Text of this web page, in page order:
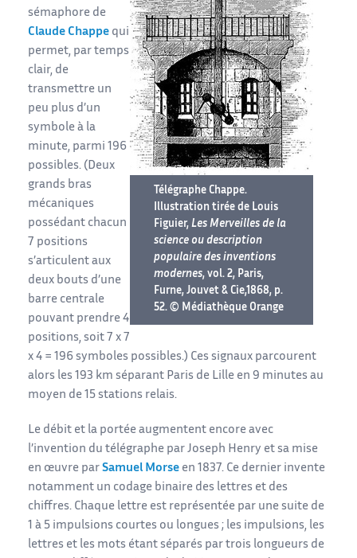
Télégraphe Chappe.
Illustration tirée de Louis
Figuier, Les Merveilles de la
science ou description
populaire des inventions
modernes, vol. 2, Paris,
Furne, Jouvet & Cie,1868, p.
52. © Médiathèque Orange
sémaphore de
Claude Chappe qui
permet, par temps
clair, de
transmettre un
peu plus d’un
symbole à la
minute, parmi 196
possibles. (Deux
grands bras
mécaniques
possédant chacun
7 positions
s’articulent aux
deux bouts d’une
barre centrale
pouvant prendre 4
positions, soit 7 x 7
x 4 = 196 symboles possibles.) Ces signaux parcourent
alors les 193 km séparant Paris de Lille en 9 minutes au
moyen de 15 stations relais.
Le débit et la portée augmentent encore avec
l’invention du télégraphe par Joseph Henry et sa mise
en œuvre par Samuel Morse en 1837. Ce dernier invente
notamment un codage binaire des lettres et des
chiffres. Chaque lettre est représentée par une suite de
1 à 5 impulsions courtes ou longues ; les impulsions, les
lettres et les mots étant séparés par trois longueurs de